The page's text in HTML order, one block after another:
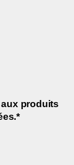
produits